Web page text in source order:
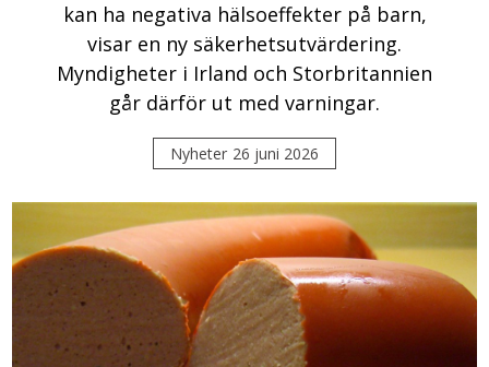
kan ha negativa hälsoeffekter på barn,
visar en ny säkerhetsutvärdering.
Myndigheter i Irland och Storbritannien
går därför ut med varningar.
Nyheter 26 juni 2026